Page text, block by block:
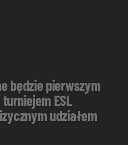
będzie pierwszym
ESL
udziałem